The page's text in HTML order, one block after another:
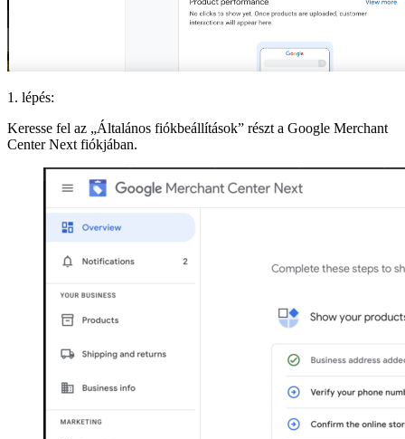
1. lépés:
Keresse fel az „Általános fiókbeállítások” részt a Google Merchant
Center Next fiókjában.